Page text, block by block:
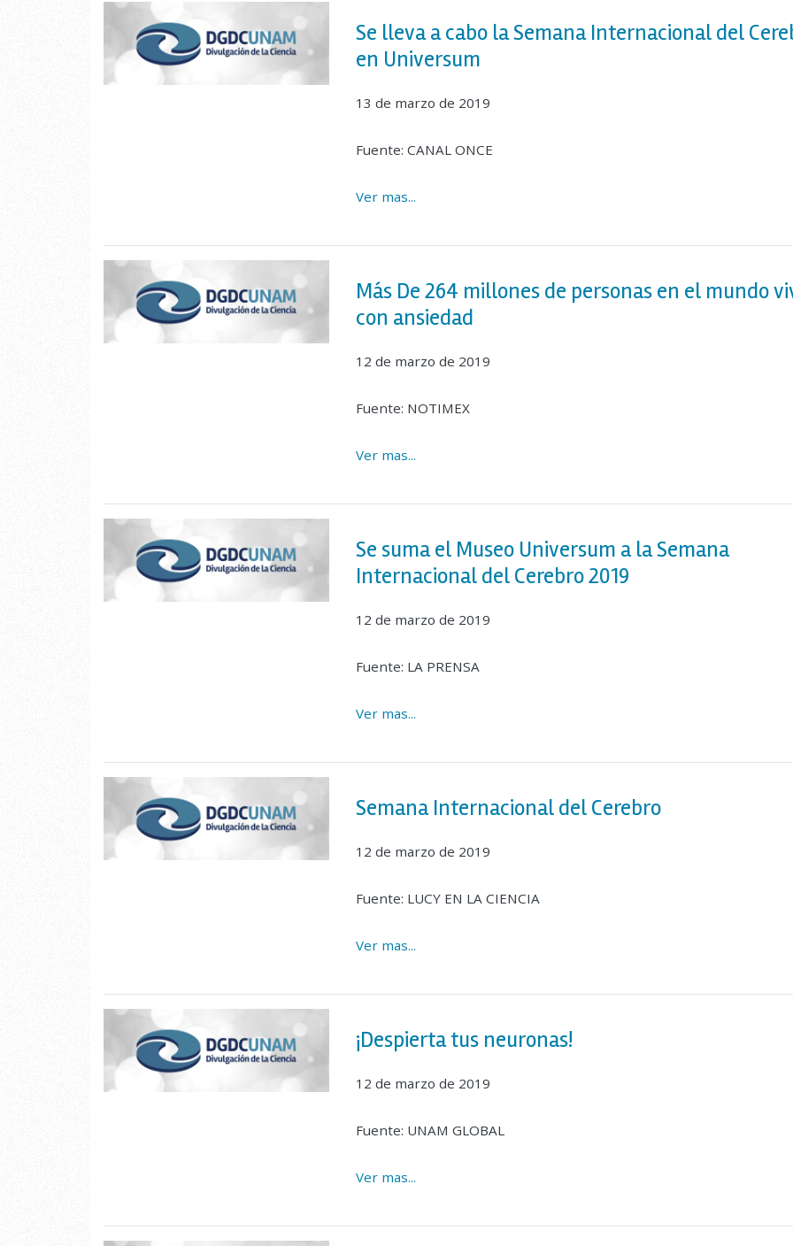
Se lleva a cabo la Semana Internacional del
en Universum
13 de marzo de 2019
Fuente: CANAL ONCE
Ver mas...
Más De 264 millones de personas en el mundo
con ansiedad
12 de marzo de 2019
Fuente: NOTIMEX
Ver mas...
Se suma el Museo Universum a la Semana
Internacional del Cerebro 2019
12 de marzo de 2019
Fuente: LA PRENSA
Ver mas...
Semana Internacional del Cerebro
12 de marzo de 2019
Fuente: LUCY EN LA CIENCIA
Ver mas...
¡Despierta tus neuronas!
12 de marzo de 2019
Fuente: UNAM GLOBAL
Ver mas...